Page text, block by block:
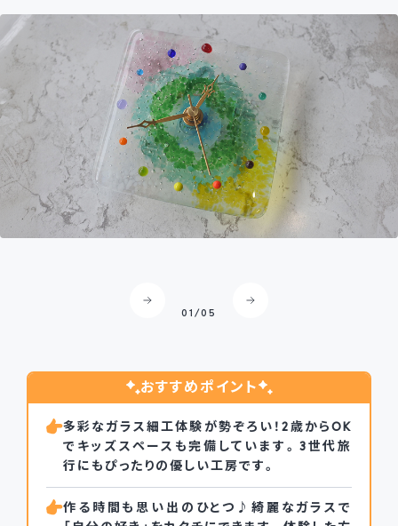
02/05
おすすめポイント
多彩なガラス細工体験が勢ぞろい！2歳からOK
でキッズスペースも完備しています。3世代旅
行にもぴったりの優しい工房です。
作る時間も思い出のひとつ♪綺麗なガラスで